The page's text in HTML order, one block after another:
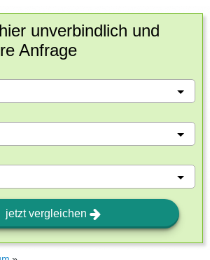
unverbindlich und
Anfrage
jetzt vergleichen